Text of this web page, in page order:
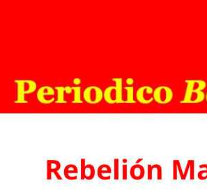
Rebelión